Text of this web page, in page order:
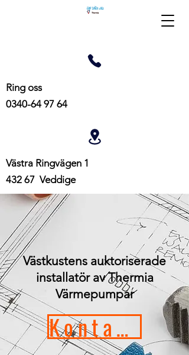
Ring oss
0340-64 97 64
Västra Ringvägen 1
432 67 Veddige
Västkustens auktoriserade
installatör av Thermia
Värmepumpar
Kontakta oss